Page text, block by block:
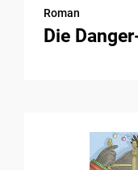
Roman
Die